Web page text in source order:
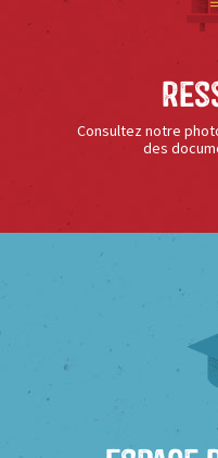
Consultez notre
des